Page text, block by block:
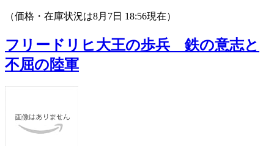
（価格・在庫状況は8月7日 18:56現在）
フリードリヒ大王の歩兵 鉄の意志と
不屈の陸軍